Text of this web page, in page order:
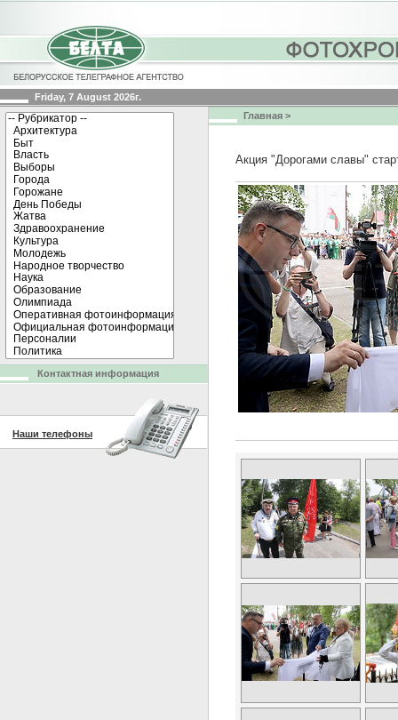
Friday, 7 August 2026г.
Главная >
Акция "Дорогами славы"
Контактная информация
Наши телефоны